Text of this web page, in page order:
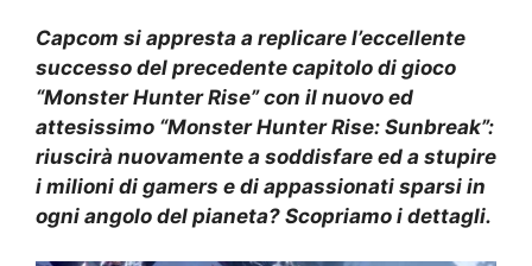
Capcom si appresta a replicare l’eccellente
successo del precedente capitolo di gioco
“Monster Hunter Rise” con il nuovo ed
attesissimo “Monster Hunter Rise: Sunbreak”:
riuscirà nuovamente a soddisfare ed a stupire
i milioni di gamers e di appassionati sparsi in
ogni angolo del pianeta? Scopriamo i dettagli.